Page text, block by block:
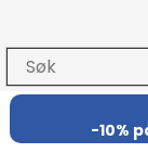
-10%